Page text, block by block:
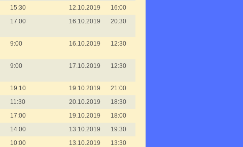
15:30 12.10.2019
16:00
17:00 16.10.2019 20:30
9:00 16.10.2019 12:30
9:00 17.10.2019 12:30
19:10 19.10.2019
21:00
11:30 20.10.2019
18:30
17:00 19.10.2019
18:00
14:00 13.10.2019
19:30
10:00 13.10.2019
13:30